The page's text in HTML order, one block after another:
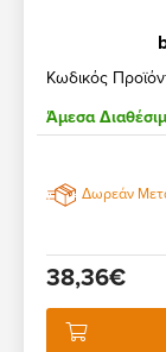
Κωδικός
Άμεσα
Δωρεάν
38,36€